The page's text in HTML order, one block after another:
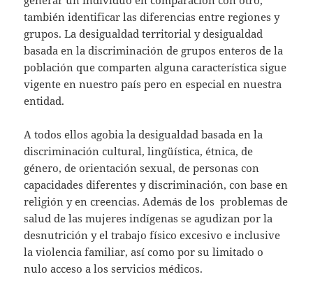
también identificar las diferencias entre regiones y
grupos. La desigualdad territorial y desigualdad
basada en la discriminación de grupos enteros de la
población que comparten alguna característica sigue
vigente en nuestro país pero en especial en nuestra
entidad.
A todos ellos agobia la desigualdad basada en la
discriminación cultural, lingüística, étnica, de
género, de orientación sexual, de personas con
capacidades diferentes y discriminación, con base en
religión y en creencias. Además de los problemas de
salud de las mujeres indígenas se agudizan por la
desnutrición y el trabajo físico excesivo e inclusive
la violencia familiar, así como por su limitado o
nulo acceso a los servicios médicos.